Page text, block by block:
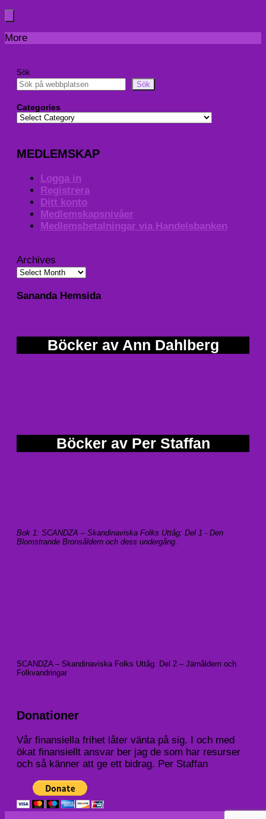
More
Sök
Sök
Categories
MEDLEMSKAP
Logga in
Registrera
Ditt konto
Medlemskapsnivåer
Medlemsbetalningar via Handelsbanken
Archives
Sananda Hemsida
Böcker av Ann Dahlberg
Böcker av Per Staffan
Bok 1: SCANDZA – Skandinaviska Folks Uttåg: Del 1 - Den
Blomstrande Bronsåldern och dess undergång.
SCANDZA – Skandinaviska Folks Uttåg: Del 2 – Järnåldern och
Folkvandringar
Donationer
Vår finansiella frihet låter vänta på sig. I och med
ökat finansiellt ansvar ber jag de som har resurser
och så känner att ge ett bidrag. Per Staffan